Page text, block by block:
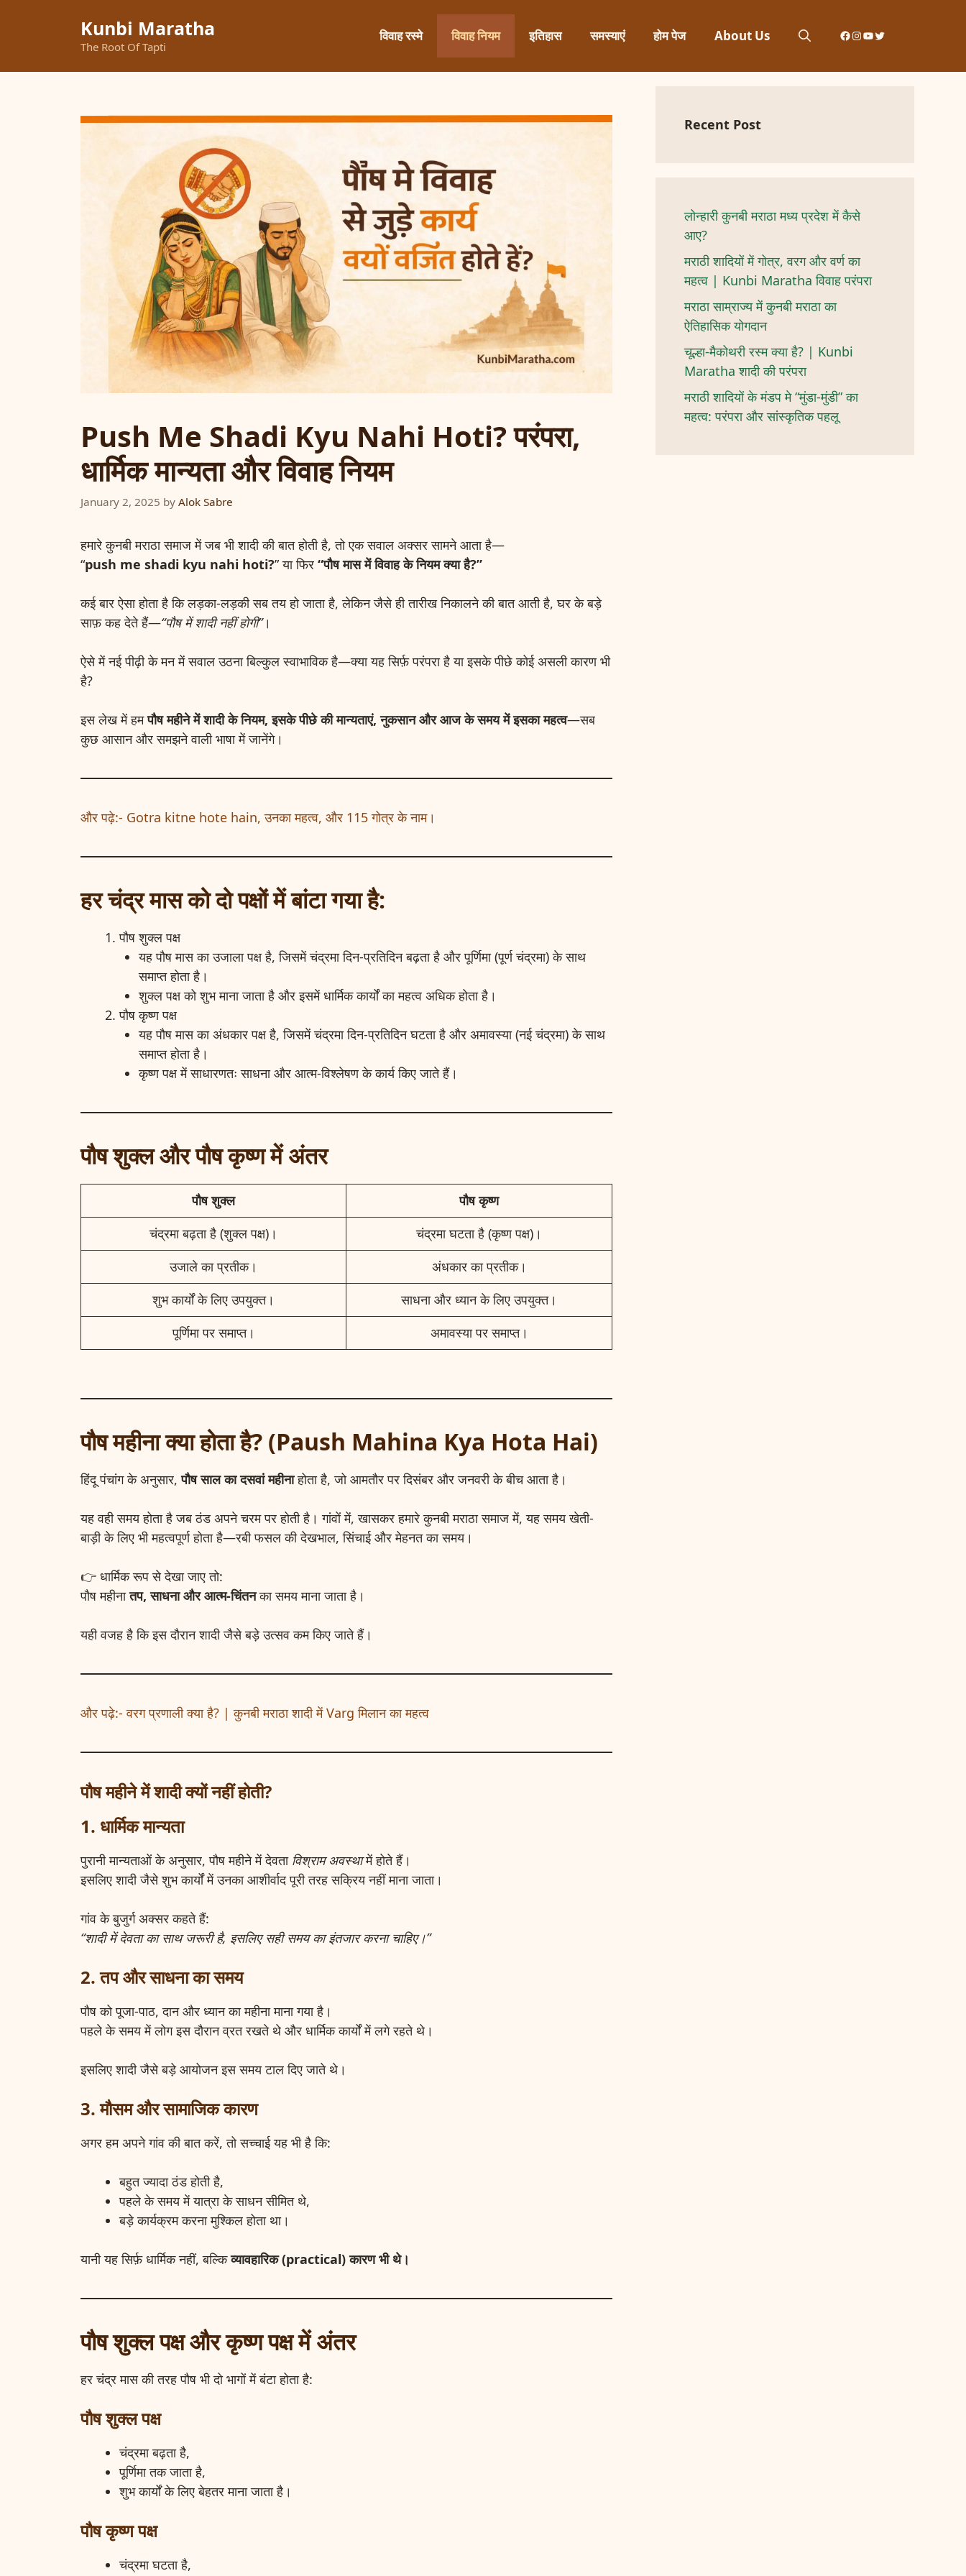
Kunbi Maratha
The Root Of Tapti
विवाह रस्मे विवाह नियम इतिहास समस्याएं होम पेज About Us Facebook
Instagram
YouTube
Twitter
Push Me Shadi Kyu Nahi Hoti? परंपरा,
धार्मिक मान्यता और विवाह नियम
January 2, 2025 by Alok Sabre
हमारे कुनबी मराठा समाज में जब भी शादी की बात होती है, तो एक सवाल अक्सर सामने आता है—
“push me shadi kyu nahi hoti?” या फिर “पौष मास में विवाह के नियम क्या है?”
कई बार ऐसा होता है कि लड़का-लड़की सब तय हो जाता है, लेकिन जैसे ही तारीख निकालने की बात आती है, घर के बड़े
साफ़ कह देते हैं—“पौष में शादी नहीं होगी”।
ऐसे में नई पीढ़ी के मन में सवाल उठना बिल्कुल स्वाभाविक है—क्या यह सिर्फ़ परंपरा है या इसके पीछे कोई असली कारण भी
है?
इस लेख में हमपौष महीने में शादी के नियम, इसके पीछे की मान्यताएं, नुकसान और आज के समय में इसका महत्व—सब
कुछ आसान और समझने वाली भाषा में जानेंगे।
और पढ़े:- Gotra kitne hote hain, उनका महत्व, और 115 गोत्र के नाम।
हर चंद्र मास को दो पक्षों में बांटा गया है:
पौष शुक्ल पक्ष
यह पौष मास का उजाला पक्ष है, जिसमें चंद्रमा दिन-प्रतिदिन बढ़ता है और पूर्णिमा (पूर्ण चंद्रमा) के साथ
समाप्त होता है।
शुक्ल पक्ष को शुभ माना जाता है और इसमें धार्मिक कार्यों का महत्व अधिक होता है।
पौष कृष्ण पक्ष
यह पौष मास का अंधकार पक्ष है, जिसमें चंद्रमा दिन-प्रतिदिन घटता है और अमावस्या (नई चंद्रमा) के साथ
समाप्त होता है।
कृष्ण पक्ष में साधारणतः साधना और आत्म-विश्लेषण के कार्य किए जाते हैं।
पौष शुक्ल और पौष कृष्ण में अंतर
पौष शुक्ल
पौष कृष्ण
चंद्रमा बढ़ता है (शुक्ल पक्ष)।
चंद्रमा घटता है (कृष्ण पक्ष)।
उजाले का प्रतीक।
अंधकार का प्रतीक।
शुभ कार्यों के लिए उपयुक्त।
साधना और ध्यान के लिए उपयुक्त।
पूर्णिमा पर समाप्त।
अमावस्या पर समाप्त।
पौष महीना क्या होता है? (Paush Mahina Kya Hota Hai)
हिंदू पंचांग के अनुसार,पौष साल का दसवां महीनाहोता है, जो आमतौर पर दिसंबर और जनवरी के बीच आता है।
यह वही समय होता है जब ठंड अपने चरम पर होती है। गांवों में, खासकर हमारे कुनबी मराठा समाज में, यह समय खेती-
बाड़ी के लिए भी महत्वपूर्ण होता है—रबी फसल की देखभाल, सिंचाई और मेहनत का समय।
👉 धार्मिक रूप से देखा जाए तो:
पौष महीनातप, साधना और आत्म-चिंतनका समय माना जाता है।
यही वजह है कि इस दौरान शादी जैसे बड़े उत्सव कम किए जाते हैं।
और पढ़े:- वरग प्रणाली क्या है? | कुनबी मराठा शादी में Varg मिलान का महत्व
पौष महीने में शादी क्यों नहीं होती?
1. धार्मिक मान्यता
पुरानी मान्यताओं के अनुसार, पौष महीने में देवता विश्राम अवस्थामें होते हैं।
इसलिए शादी जैसे शुभ कार्यों में उनका आशीर्वाद पूरी तरह सक्रिय नहीं माना जाता।
गांव के बुजुर्ग अक्सर कहते हैं:
“शादी में देवता का साथ जरूरी है, इसलिए सही समय का इंतजार करना चाहिए।”
2. तप और साधना का समय
पौष को पूजा-पाठ, दान और ध्यान का महीना माना गया है।
पहले के समय में लोग इस दौरान व्रत रखते थे और धार्मिक कार्यों में लगे रहते थे।
इसलिए शादी जैसे बड़े आयोजन इस समय टाल दिए जाते थे।
3. मौसम और सामाजिक कारण
अगर हम अपने गांव की बात करें, तो सच्चाई यह भी है कि:
बहुत ज्यादा ठंड होती है,
पहले के समय में यात्रा के साधन सीमित थे,
बड़े कार्यक्रम करना मुश्किल होता था।
यानी यह सिर्फ़ धार्मिक नहीं, बल्किव्यावहारिक (practical) कारण भी थे।
पौष शुक्ल पक्ष और कृष्ण पक्ष में अंतर
हर चंद्र मास की तरह पौष भी दो भागों में बंटा होता है:
पौष शुक्ल पक्ष
चंद्रमा बढ़ता है,
पूर्णिमा तक जाता है,
शुभ कार्यों के लिए बेहतर माना जाता है।
पौष कृष्ण पक्ष
चंद्रमा घटता है,
Recent Post
लोन्हारी कुनबी मराठा मध्य प्रदेश में कैसे
आए?
मराठी शादियों में गोत्र, वरग और वर्ण का
महत्व | Kunbi Maratha विवाह परंपरा
मराठा साम्राज्य में कुनबी मराठा का
ऐतिहासिक योगदान
चूल्हा-मैकोथरी रस्म क्या है? | Kunbi
Maratha शादी की परंपरा
मराठी शादियों के मंडप मे “मुंडा-मुंडी” का
महत्व: परंपरा और सांस्कृतिक पहलू